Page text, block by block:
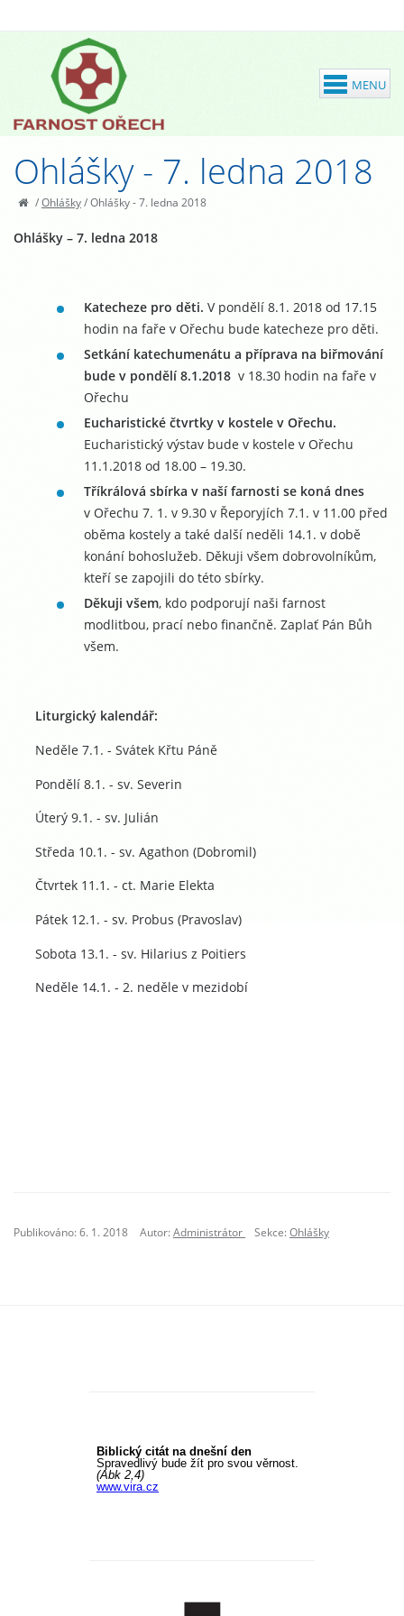
Ohlášky - 7. ledna 2018
/Ohlášky/Ohlášky - 7. ledna 2018
Ohlášky – 7. ledna 2018
Katecheze pro děti. V pondělí 8.1. 2018 od 17.15
hodin na faře v Ořechu bude katecheze pro děti.
Setkání katechumenátu a příprava na biřmování
bude v pondělí 8.1.2018 v 18.30 hodin na faře v
Ořechu
Eucharistické čtvrtky v kostele v Ořechu.
Eucharistický výstav bude v kostele v Ořechu
11.1.2018 od 18.00 – 19.30.
Tříkrálová sbírka v naší farnosti se koná dnes
v Ořechu 7. 1. v 9.30 v Řeporyjích 7.1. v 11.00 před
oběma kostely a také další neděli 14.1. v době
konání bohoslužeb. Děkuji všem dobrovolníkům,
kteří se zapojili do této sbírky.
Děkuji všem, kdo podporují naši farnost
modlitbou, prací nebo finančně. Zaplať Pán Bůh
všem.
Liturgický kalendář:
Neděle 7.1. - Svátek Křtu Páně
Pondělí 8.1. - sv. Severin
Úterý 9.1. - sv. Julián
Středa 10.1. - sv. Agathon (Dobromil)
Čtvrtek 11.1. - ct. Marie Elekta
Pátek 12.1. - sv. Probus (Pravoslav)
Sobota 13.1. - sv. Hilarius z Poitiers
Neděle 14.1. - 2. neděle v mezidobí
Publikováno: 6. 1. 2018 Autor:Administrátor Sekce:Ohlášky